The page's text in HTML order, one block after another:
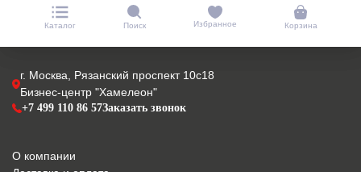
Каталог Поиск Избранное Корзина
г. Москва, Рязанский проспект 10с18
Бизнес-центр "Хамелеон"
+7 499 110 86 57Заказать звонок
О компании